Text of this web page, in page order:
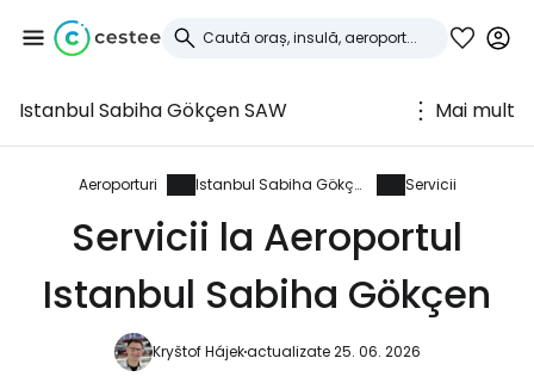
Istanbul Sabiha Gökçen SAW Mai mult
Aeroporturi Istanbul Sabiha Gökçen Servicii
Servicii la Aeroportul
Istanbul Sabiha Gökçen
Kryštof Hájekactualizate 25. 06. 2026
Conectați-vă la
Cestee
... comunitatea mondială a călătorilor